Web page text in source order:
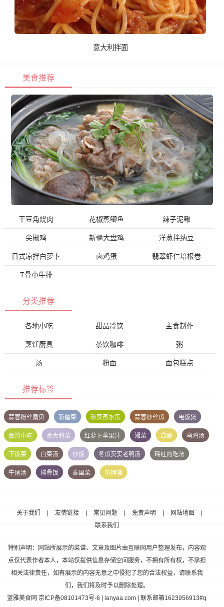
意大利拌面
美食推荐
干豆角烧肉 花椒蒸鲫鱼 辣子泥鳅
尖椒鸡 新疆大盘鸡 洋葱拌纳豆
日式凉拌白萝卜 卤鸡蛋 翡翠虾仁培根卷
T骨小牛排
分类推荐
各地小吃 甜品冷饮 主食制作
烹饪厨具 茶饮咖啡 粥
汤 粉面 面包糕点
推荐标签
蒜蓉粉丝扇贝 新疆菜 秋葵蒸水蛋 蒜蓉炒丝瓜 电饭煲
台湾小吃 意大利菜 红萝卜苹果汁 湘菜 自酿 乌鸡汤
下饭菜 白菜汤 炒饭 冬瓜芡实老鸭汤 瑶柱的吃法
牛尾汤 排骨饭 泰国菜 电烤箱
关于我们 友情链接 常见问题 免责声明 网站地图
联系我们
特别声明：网站所展示的菜谱、文章及图片由互联网用户整理发布，内容观
点仅代表作者本人，本站仅提供信息存储空间服务，不拥有所有权，不承担
相关法律责任，如有展示的内容无意之中侵犯了您的合法权益，请联系我
们，我们将及时予以删除处理。
蓝雅美食网 京ICP备08101473号-6 | lanyaa.com | 联系邮箱1623956913#q